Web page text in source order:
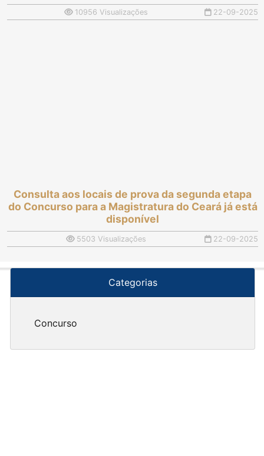
10956 Visualizações 22-09-2025
Consulta aos locais de prova da segunda etapa
do Concurso para a Magistratura do Ceará já está
disponível
5503 Visualizações 22-09-2025
Categorias
Concurso